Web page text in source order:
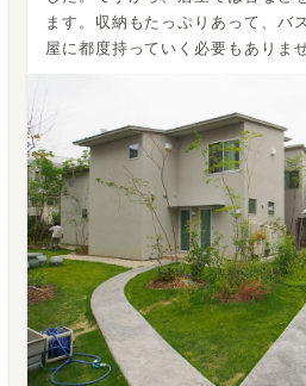
ます。収納もたっぷりあって、バ
屋に都度持っていく必要もありませ